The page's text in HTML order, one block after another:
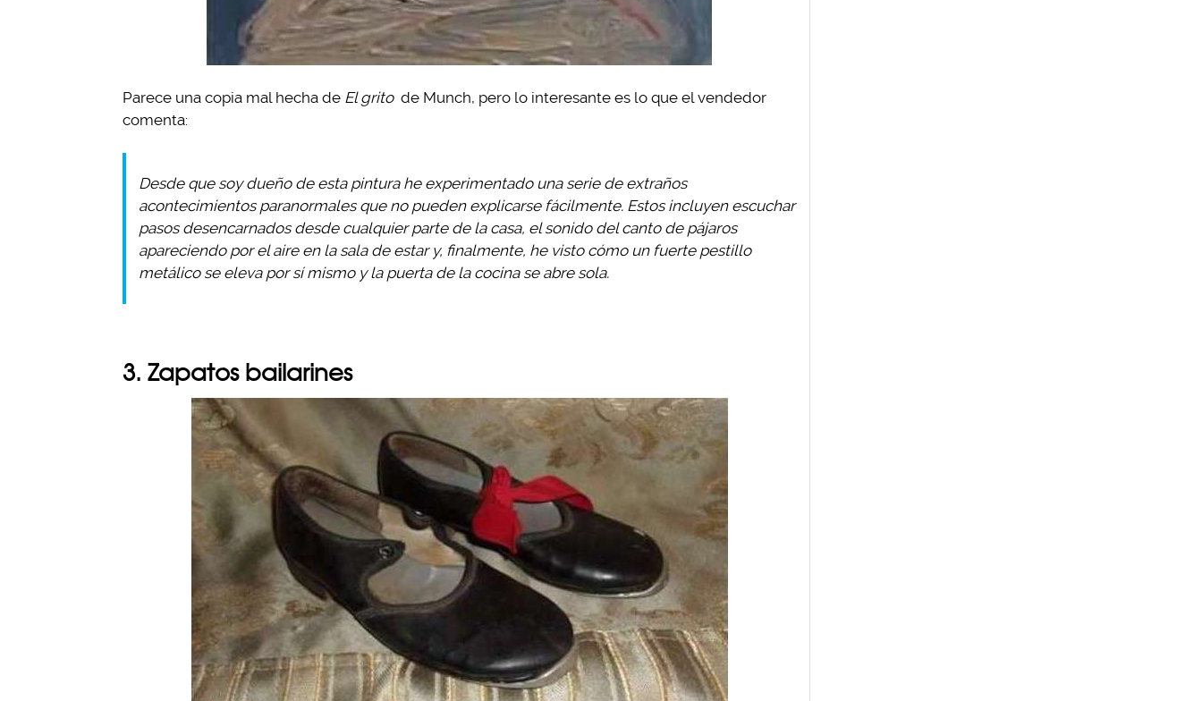
Parece una copia mal hecha de El grito de Munch, pero lo interesante es lo que el vendedor
comenta:
Desde que soy dueño de esta pintura he experimentado una serie de extraños
acontecimientos paranormales que no pueden explicarse fácilmente. Estos incluyen escuchar
pasos desencarnados desde cualquier parte de la casa, el sonido del canto de pájaros
apareciendo por el aire en la sala de estar y, finalmente, he visto cómo un fuerte pestillo
metálico se eleva por sí mismo y la puerta de la cocina se abre sola.
3. Zapatos bailarines